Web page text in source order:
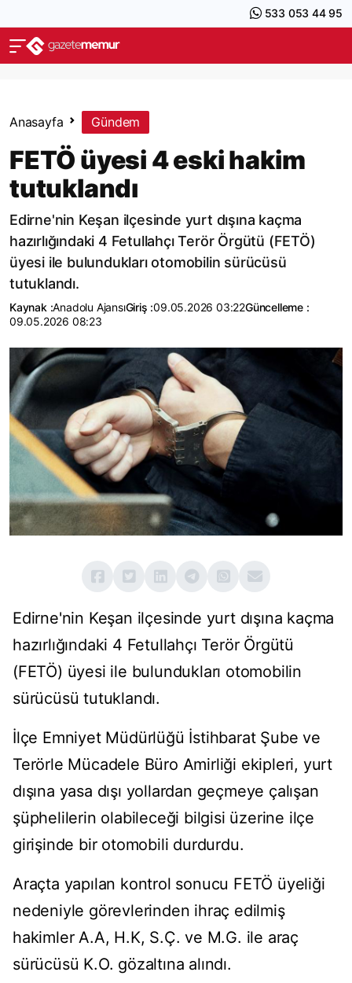
533 053 44 95
Anasayfa Gündem
FETÖ üyesi 4 eski hakim
tutuklandı
Edirne'nin Keşan ilçesinde yurt dışına kaçma
hazırlığındaki 4 Fetullahçı Terör Örgütü (FETÖ)
üyesi ile bulundukları otomobilin sürücüsü
tutuklandı.
Kaynak :Anadolu AjansıGiriş :09.05.2026 03:22Güncelleme :
09.05.2026 08:23
Edirne'nin Keşan ilçesinde yurt dışına kaçma
hazırlığındaki 4 Fetullahçı Terör Örgütü
(FETÖ) üyesi ile bulundukları otomobilin
sürücüsü tutuklandı.
İlçe Emniyet Müdürlüğü İstihbarat Şube ve
Terörle Mücadele Büro Amirliği ekipleri, yurt
dışına yasa dışı yollardan geçmeye çalışan
şüphelilerin olabileceği bilgisi üzerine ilçe
girişinde bir otomobili durdurdu.
Araçta yapılan kontrol sonucu FETÖ üyeliği
nedeniyle görevlerinden ihraç edilmiş
hakimler A.A, H.K, S.Ç. ve M.G. ile araç
sürücüsü K.O. gözaltına alındı.